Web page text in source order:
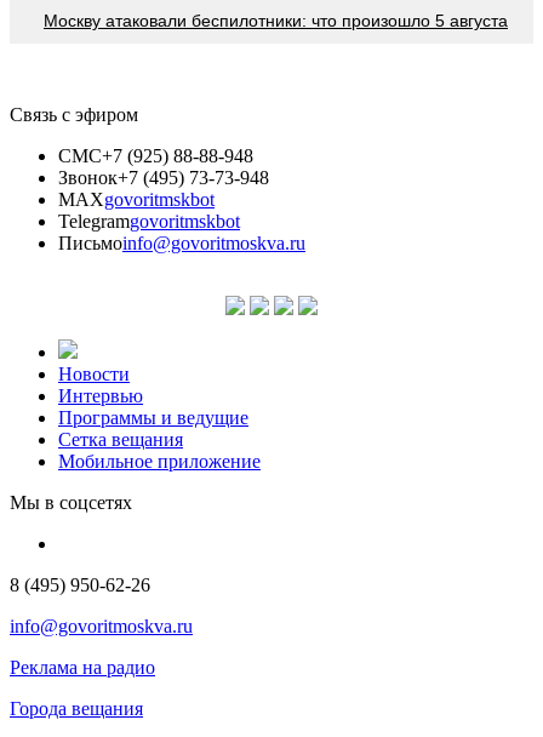
Москву атаковали беспилотники: что произошло 5 августа
Связь с эфиром
СМС+7 (925) 88-88-948
Звонок+7 (495) 73-73-948
MAXgovoritmskbot
Telegramgovoritmskbot
Письмоinfo@govoritmoskva.ru
Новости
Интервью
Программы и ведущие
Сетка вещания
Мобильное приложение
Мы в соцсетях
8 (495) 950-62-26
info@govoritmoskva.ru
Реклама на радио
Города вещания